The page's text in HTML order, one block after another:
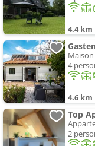
4.4 km
Maison
4
4.6 km
2